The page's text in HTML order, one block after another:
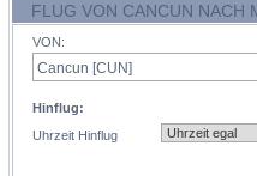
FLUG VON CANCUN NACH
VON:
Hinflug:
Uhrzeit Hinflug